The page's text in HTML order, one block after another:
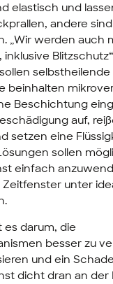
elastisch und
andere
„Wir werden auch
selbstheilende
beinhalten
Beschichtung
auf,
setzen eine
sollen
einfach
unter
darum, die
besser zu
und ein
dicht dran an der